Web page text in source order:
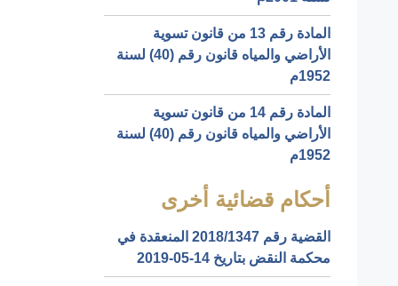
المادة رقم 13 من قانون تسوية
الأراضي والمياه قانون رقم (40) لسنة
1952م
المادة رقم 14 من قانون تسوية
الأراضي والمياه قانون رقم (40) لسنة
1952م
أحكام قضائية أخرى
القضية رقم ‎1347‏/‎2018‏ المنعقدة في
محكمة النقض بتاريخ ‎2019-05-14‏